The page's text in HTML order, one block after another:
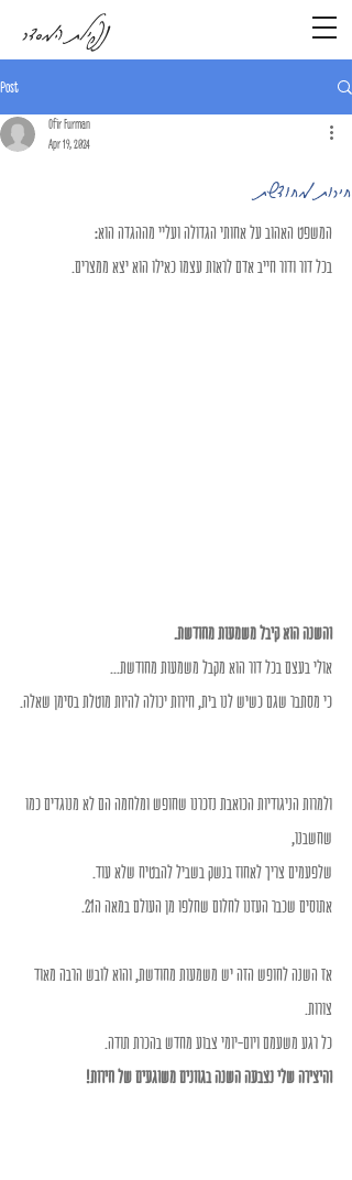
נפילת המסדר
Post
חירות מחודשת
Ofir Furman
Apr 19, 2024
המשפט האהוב על אחותי הגדולה ועליי מההגדה הוא:
בכל דור ודור חייב אדם לראות עצמו כאילו הוא יצא ממצרים.
והשנה הוא קיבל משמעות מחודשת.
אולי בעצם בכל דור הוא מקבל משמעות מחודשת...
כי מסתבר שגם כשיש לנו בית, חירות יכולה להיות מוטלת בסימן שאלה.
ולמרות הניגודיות הכואבת נזכרנו שחופש ומלחמה הם לא מנוגדים כמו
שחשבנו,
שלפעמים צריך לאחוז בנשק בשביל להבטיח שלא עוד.
אתוסים שכבר העזנו לחלום שחלפו מן העולם במאה ה21.
אז השנה לחופש הזה יש משמעות מחודשת, והוא לובש הרבה מאוד
צורות.
כל רגע משעמם ויום-יומי צבוע מחדש בהכרת תודה.
והיצירה שלי נצבעה השנה בגוונים משוגעים של חירות!